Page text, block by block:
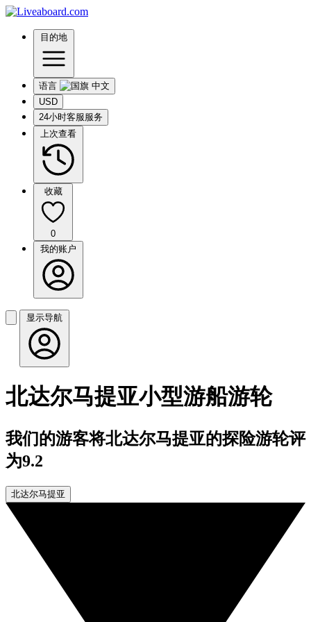
目的地
语言
USD
24小时客服服务
上次查看
收藏
0
我的账户
显示导航
北达尔马提亚小型游船游轮
我们的游客将北达尔马提亚的探险游轮评
为9.2
北达尔马提亚